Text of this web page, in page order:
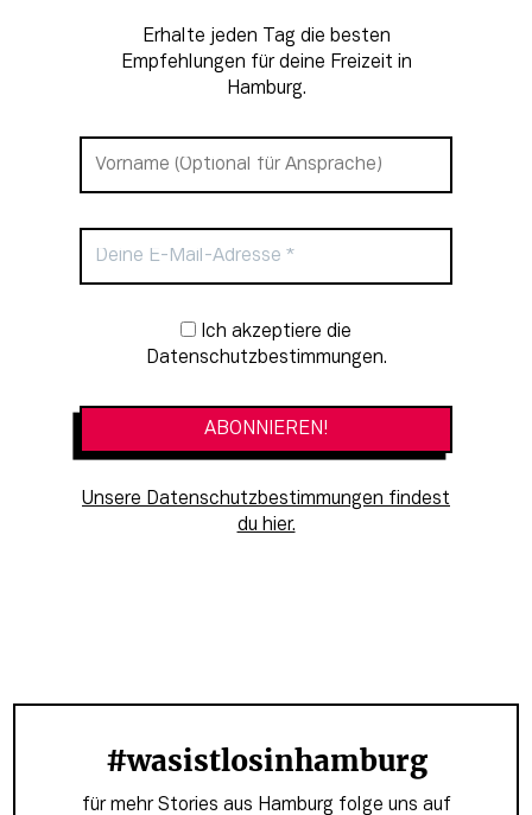
Erhalte jeden Tag die besten
Empfehlungen für deine Freizeit in
Hamburg.
Newsletter-Anmeldung
Datenschutzbestimmungen.
Unsere Datenschutzbestimmungen findest
du hier.
#wasistlosinhamburg
für mehr Stories aus Hamburg folge uns auf